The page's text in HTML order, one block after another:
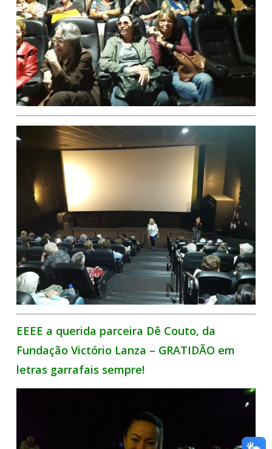
EEEE a querida parceira Dê Couto, da
Fundação Victório Lanza – GRATIDÃO em
letras garrafais sempre!